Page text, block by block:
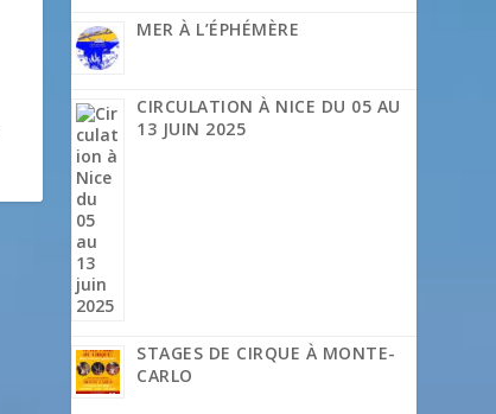
MER À L’ÉPHÉMÈRE
CIRCULATION À NICE DU 05 AU
13 JUIN 2025
STAGES DE CIRQUE À MONTE-
CARLO